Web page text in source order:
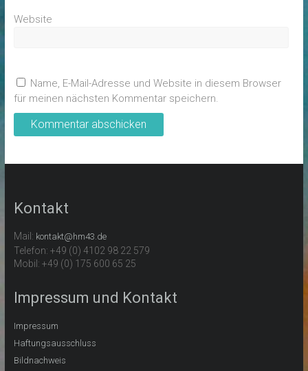
Website
Name, E-Mail-Adresse und Website in diesem Browser
für meinen nächsten Kommentar speichern.
Kontakt
Mail: kontakt@hm43.de
Telefon: +49 (0) 4102 98 22 579
Mobil: +49 (0) 175 600 65 25
Impressum und Kontakt
Impressum
Haftungsausschluss
Bildnachweis